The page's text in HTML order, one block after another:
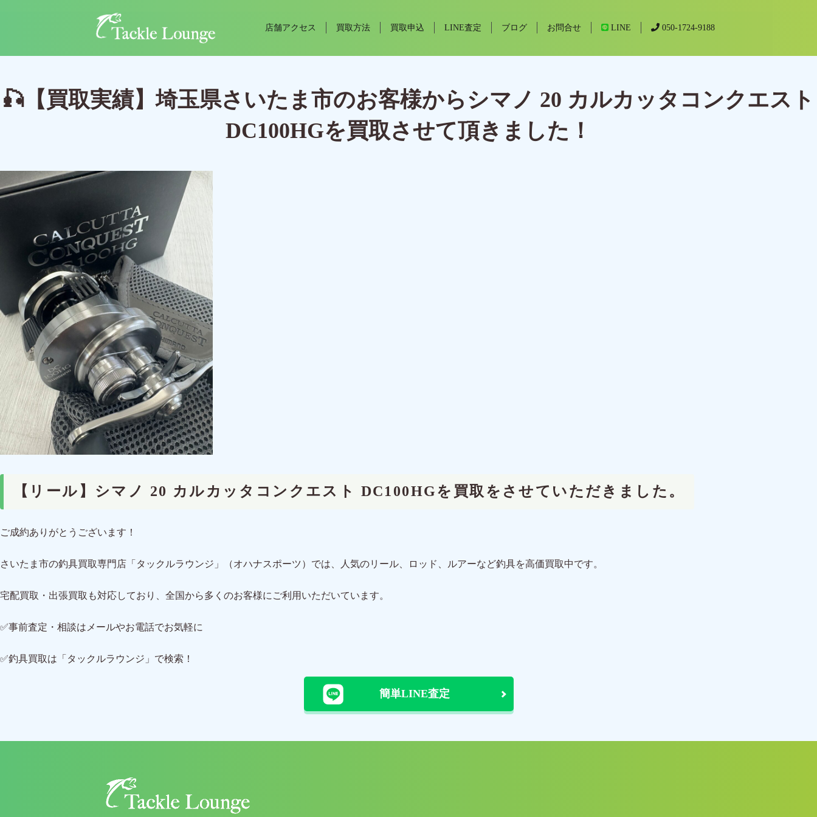
店舗アクセス 買取方法 買取申込 LINE査定 ブログ お問合せ LINE 050-1724-9188
🎣【買取実績】埼玉県さいたま市のお客様からシマノ 20 カルカッタコンクエスト
DC100HGを買取させて頂きました！
【リール】シマノ 20 カルカッタコンクエスト DC100HGを買取をさせていただきました。
ご成約ありがとうございます！
さいたま市の釣具買取専門店「タックルラウンジ」（オハナスポーツ）では、人気のリール、ロッド、ルアーなど釣具を高価買取中です。
宅配買取・出張買取も対応しており、全国から多くのお客様にご利用いただいています。
✅事前査定・相談はメールやお電話でお気軽に
✅釣具買取は「タックルラウンジ」で検索！
簡単LINE査定